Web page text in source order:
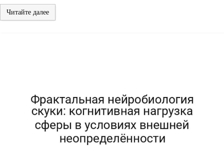
Читайте далее